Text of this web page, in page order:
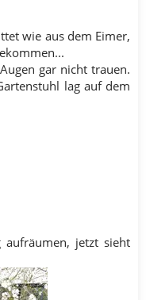
wie aus dem Eimer,
gar nicht trauen.
lag auf dem
jetzt sieht